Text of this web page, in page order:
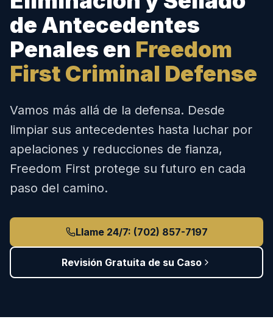
de Antecedentes
Penales en Freedom
First Criminal Defense
Vamos más allá de la defensa. Desde
limpiar sus antecedentes hasta luchar por
apelaciones y reducciones de fianza,
Freedom First protege su futuro en cada
paso del camino.
Llame 24/7: (702) 857-7197
Revisión Gratuita de su Caso